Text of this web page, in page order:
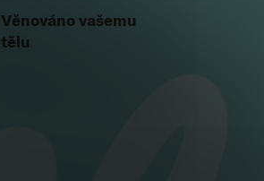
Věnováno vašemu
tělu